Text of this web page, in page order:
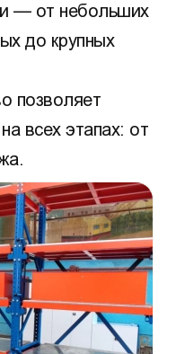
— от небольших
до крупных
позволяет
всех этапах: от